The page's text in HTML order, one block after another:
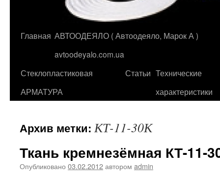
Перейти
содержимому
Главная АВТООДЕЯЛО ( Автоодеяло, Марок А )
avtoodeyalo.com.ua
Стеклопластиковая
АРМАТУРА
Статьи Технические
характеристики
Архив метки:КТ-11-30К
Ткань кремнезёмная КТ-11-
Опубликовано 03.02.2012автором admin